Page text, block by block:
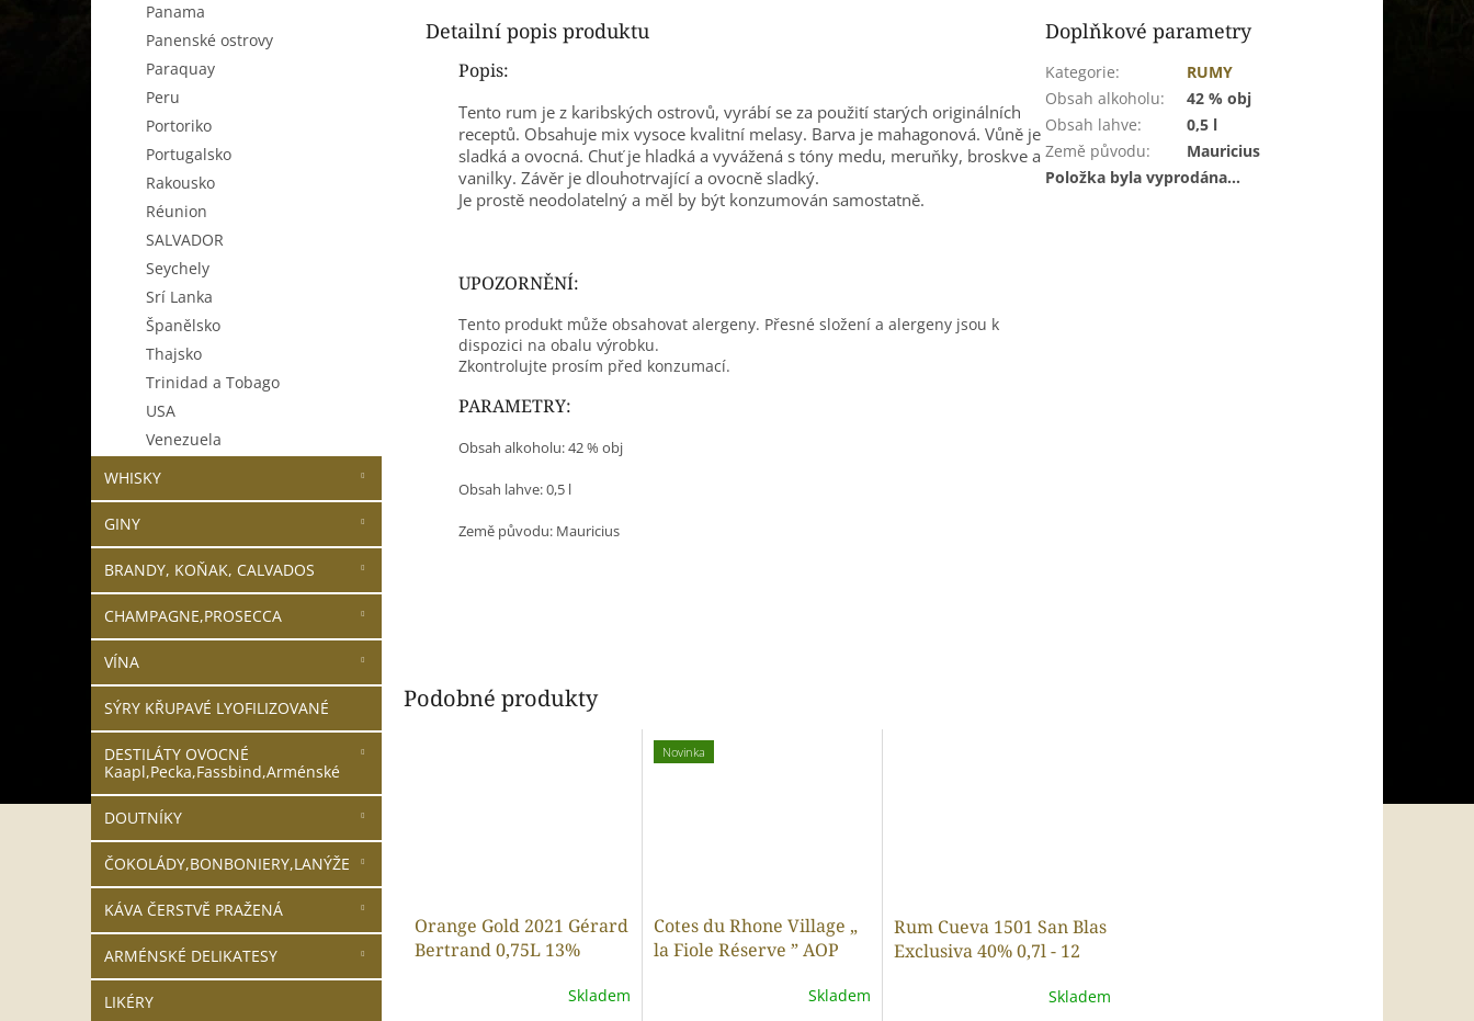
Panama
Panenské ostrovy
Paraquay
Peru
Portoriko
Portugalsko
Rakousko
Réunion
SALVADOR
Seychely
Srí Lanka
Španělsko
Thajsko
Trinidad a Tobago
USA
Venezuela
WHISKY
GINY
BRANDY, KOŇAK, CALVADOS
CHAMPAGNE,PROSECCA
VÍNA
SÝRY KŘUPAVÉ LYOFILIZOVANÉ
DESTILÁTY OVOCNÉ
Kaapl,Pecka,Fassbind,Arménské
DOUTNÍKY
ČOKOLÁDY,BONBONIERY,LANÝŽE
KÁVA ČERSTVĚ PRAŽENÁ
ARMÉNSKÉ DELIKATESY
LIKÉRY
Detailní popis produktu
Popis:
Tento rum je z karibských ostrovů, vyrábí se za použití starých originálních
receptů. Obsahuje mix vysoce kvalitní melasy. Barva je mahagonová. Vůně je
sladká a ovocná. Chuť je hladká a vyvážená s tóny medu, meruňky, broskve a
vanilky. Závěr je dlouhotrvající a ovocně sladký.
Je prostě neodolatelný a měl by být konzumován samostatně.
UPOZORNĚNÍ:
Tento produkt může obsahovat alergeny. Přesné složení a alergeny jsou k
dispozici na obalu výrobku.
Zkontrolujte prosím před konzumací.
PARAMETRY:
Obsah alkoholu: 42 % obj
Obsah lahve: 0,5 l
Země původu: Mauricius
Doplňkové parametry
Kategorie:
RUMY
Obsah alkoholu:
42 % obj
Obsah lahve:
0,5 l
Země původu:
Mauricius
Položka byla vyprodána…
Podobné produkty
Orange Gold 2021 Gérard
Bertrand 0,75L 13%
Skladem
Novinka
Cotes du Rhone Village „
la Fiole Réserve ” AOP
Skladem
Rum Cueva 1501 San Blas
Exclusiva 40% 0,7l - 12
Skladem